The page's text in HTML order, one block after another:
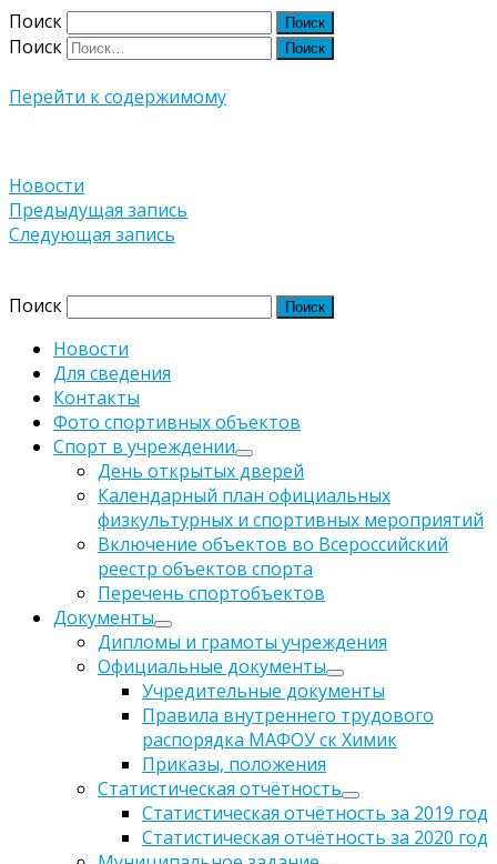
Поиск
Поиск
Перейти к содержимому
Новости
Навигация
по
записям
Предыдущая запись
Следующая запись
Поиск
Новости
Для сведения
Контакты
Фото спортивных объектов
Спорт в учреждении
День открытых дверей
Календарный план официальных
физкультурных и спортивных мероприятий
Включение объектов во Всероссийский
реестр объектов спорта
Перечень спортобъектов
Документы
Дипломы и грамоты учреждения
Официальные документы
Учредительные документы
Правила внутреннего трудового
распорядка МАФОУ ск Химик
Приказы, положения
Статистическая отчётность
Статистическая отчётность за 2019 год
Статистическая отчётность за 2020 год